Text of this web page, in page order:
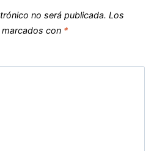
no será publicada. Los
con *